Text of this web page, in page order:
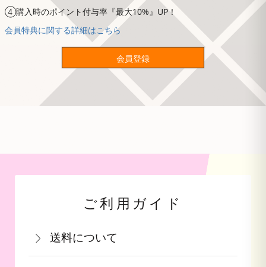
④購入時のポイント付与率『最大10%』UP！
会員特典に関する詳細はこちら
会員登録
ご利用ガイド
送料について
関西・中国・四国・九州：770円(税込)